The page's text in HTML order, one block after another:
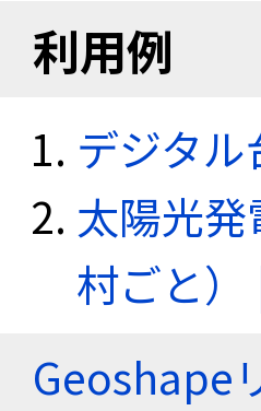
利用例
デジタ
太陽光
村ごと
Geoshape